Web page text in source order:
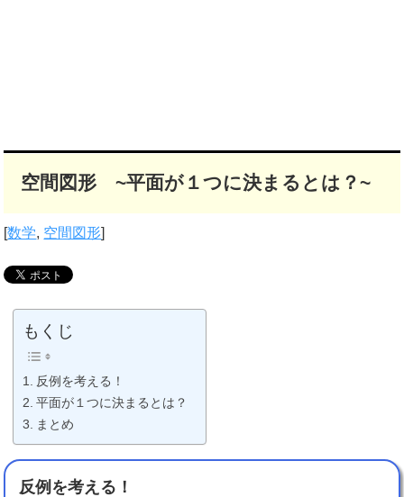
空間図形 ~平面が１つに決まるとは？~
[数学, 空間図形]
もくじ
反例を考える！
平面が１つに決まるとは？
まとめ
反例を考える！